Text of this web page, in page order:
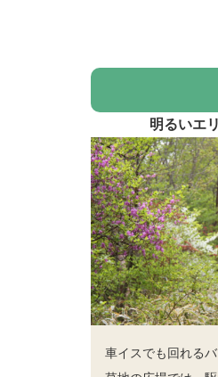
明るいエ
車イスでも回れる